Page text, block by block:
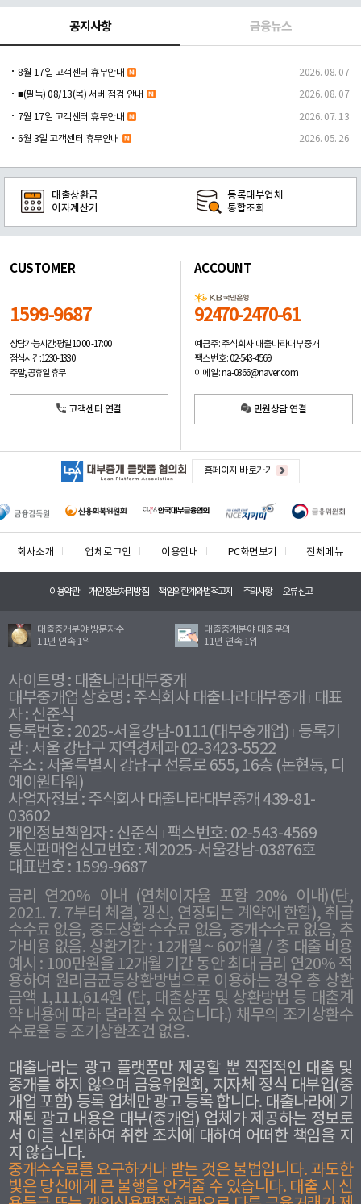
공지사항 금융뉴스
8월 17일 고객센터 휴무안내 2026. 08. 07
■(필독) 08/13(목) 서버 점검 안내 2026. 08. 07
7월 17일 고객센터 휴무안내 2026. 07. 13
6월 3일 고객센터 휴무안내 2026. 05. 26
대출상환금
이자계산기
등록대부업체
통합조회
CUSTOMER
1599-9687
상담가능시간: 평일10:00 -17:00
점심시간: 12:30 - 13:30
주말, 공휴일 휴무
고객센터 연결
ACCOUNT
92470-2470-61
예금주: 주식회사 대출나라대부중개
팩스번호: 02-543-4569
이메일: na-0366@naver.com
민원상담 연결
홈페이지 바로가기
회사소개 업체로그인 이용안내 PC화면보기 전체메뉴
이용약관 개인정보처리방침 책임의한계와법적고지 주의사항 오류신고
대출중개분야 방문자수
11년 연속 1위
대출중개분야 대출문의
11년 연속 1위
사이트명 : 대출나라대부중개
대부중개업 상호명 : 주식회사 대출나라대부중개
대표
자 : 신준식
등록번호 : 2025-서울강남-0111(대부중개업) 등록기
관 : 서울 강남구 지역경제과 02-3423-5522
주소 : 서울특별시 강남구 선릉로 655, 16층 (논현동, 디
에이원타워)
사업자정보 : 주식회사 대출나라대부중개 439-81-
03602
개인정보책임자 : 신준식
팩스번호: 02-543-4569
통신판매업신고번호 : 제2025-서울강남-03876호
대표번호 : 1599-9687
금리 연20% 이내 (연체이자율 포함 20% 이내)(단,
2021. 7. 7부터 체결, 갱신, 연장되는 계약에 한함), 취급
수수료 없음, 중도상환 수수료 없음, 중개수수료 없음, 추
가비용 없음. 상환기간 : 12개월 ~ 60개월 / 총 대출 비용
예시 : 100만원을 12개월 기간 동안 최대 금리 연20% 적
용하여 원리금균등상환방법으로 이용하는 경우 총 상환
금액 1,111,614원 (단, 대출상품 및 상환방법 등 대출계
약 내용에 따라 달라질 수 있습니다.) 채무의 조기상환수
수료율 등 조기상환조건 없음.
대출나라는 광고 플랫폼만 제공할 뿐 직접적인 대출 및
중개를 하지 않으며 금융위원회, 지자체 정식 대부업(중
개업 포함) 등록 업체만 광고 등록 합니다. 대출나라에 기
재된 광고 내용은 대부(중개업) 업체가 제공하는 정보로
서 이를 신뢰하여 취한 조치에 대하여 어떠한 책임을 지
지 않습니다.
중개수수료를 요구하거나 받는 것은 불법입니다. 과도한
빛은 당신에게 큰 불행을 안겨줄 수 있습니다. 대출 시 신